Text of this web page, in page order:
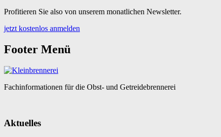
Profitieren Sie also von unserem monatlichen Newsletter.
jetzt kostenlos anmelden
Footer Menü
Fachinformationen für die Obst- und Getreidebrennerei
Aktuelles